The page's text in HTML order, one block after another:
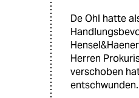
De Ohl hatte
Herren
verschoben
entschwunden.